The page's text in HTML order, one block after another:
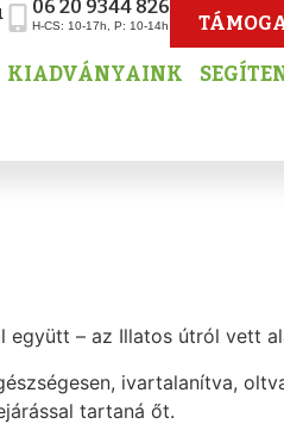
06 20 9344 826
H-CS: 10-17h, P: 10-14h
KIADVÁNYAINK
– az Illatos útról vett
ivartalanítva,
tartaná őt.